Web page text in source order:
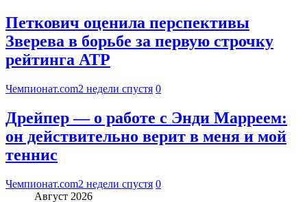
Петкович оценила перспективы
Зверева в борьбе за первую строчку
рейтинга АТР
Чемпионат.com2 недели спустя 0
Дрейпер — о работе с Энди Марреем:
он действительно верит в меня и мой
теннис
Чемпионат.com2 недели спустя 0
Август 2026